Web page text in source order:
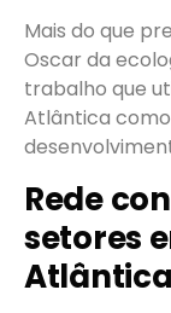
Mais do que
Oscar da
trabalho que
Atlântica
Rede
setores
Atlântica